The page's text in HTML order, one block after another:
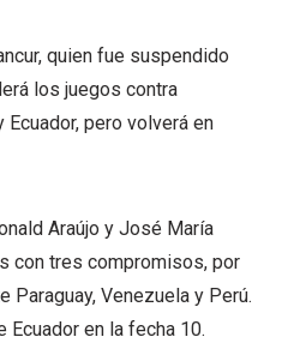
quien fue suspendido
los juegos contra
Ecuador, pero volverá en
Araújo y José María
con tres compromisos, por
Paraguay, Venezuela y Perú.
Ecuador en la fecha 10.